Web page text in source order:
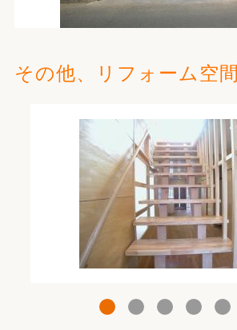
その他、リフォーム空間